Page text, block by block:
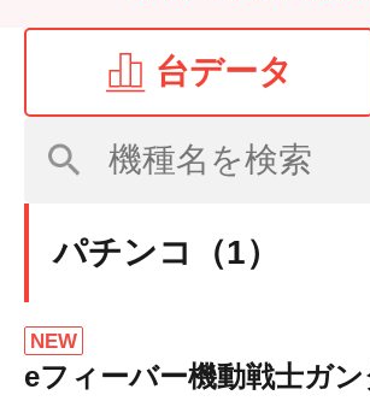
台データ
パチンコ（1）
NEW
eフィーバー機動戦士ガ